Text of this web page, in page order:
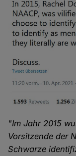
"Im Jahr 2015
Vorsitzende der
Schwarze